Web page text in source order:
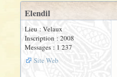
Elendil
Lieu : Velaux
Inscription : 2008
Messages : 1 237
Site Web